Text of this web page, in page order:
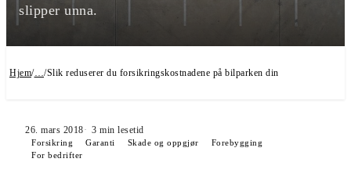
slipper unna.
Hjem/…/Slik reduserer du forsikringskostnadene på bilparken din
26. mars 2018 3 min lesetid
Forsikring Garanti Skade og oppgjør
Forebygging
For bedrifter